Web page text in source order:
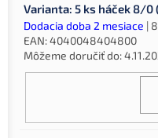
Varianta: 5 ks háček 8/0
Dodacia doba 2 mesiace |
EAN:4040048404800
Môžeme doručiť do: